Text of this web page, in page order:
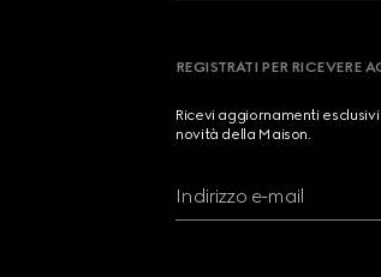
REGISTRATI PER RICEVERE
Ricevi aggiornamenti
novità della Maison.
Indirizzo e-mail